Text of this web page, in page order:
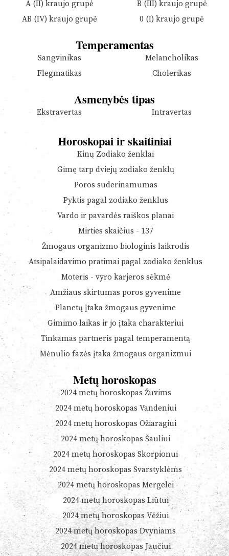
A (II) kraujo grupė
B (III) kraujo grupė
AB (IV) kraujo grupė
0 (I) kraujo grupė
Temperamentas
Sangvinikas
Melancholikas
Flegmatikas
Cholerikas
Asmenybės tipas
Ekstravertas Intravertas
Horoskopai ir skaitiniai
Kinų Zodiako ženklai
Gimę tarp dviejų zodiako ženklų
Poros suderinamumas
Pyktis pagal zodiako ženklus
Vardo ir pavardės raiškos planai
Mirties skaičius - 137
Žmogaus organizmo biologinis laikrodis
Atsipalaidavimo pratimai pagal zodiako ženklus
Moteris - vyro karjeros sėkmė
Amžiaus skirtumas poros gyvenime
Planetų įtaka žmogaus gyvenime
Gimimo laikas ir jo įtaka charakteriui
Tinkamas partneris pagal temperamentą
Mėnulio fazės įtaka žmogaus organizmui
Metų horoskopas
2024 metų horoskopas Žuvims
2024 metų horoskopas Vandeniui
2024 metų horoskopas Ožiaragiui
2024 metų horoskopas Šauliui
2024 metų horoskopas Skorpionui
2024 metų horoskopas Svarstyklėms
2024 metų horoskopas Mergelei
2024 metų horoskopas Liūtui
2024 metų horoskopas Vėžiui
2024 metų horoskopas Dvyniams
2024 metų horoskopas Jaučiui